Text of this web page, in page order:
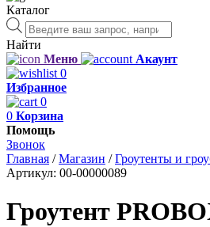
Каталог
Поиск
товаров
Найти
Меню
Акаунт
0
Избранное
0
0 Корзина
Помощь
Звонок
Главная /Магазин /Гроутенты и
Артикул: 00-00000089
Гроутент